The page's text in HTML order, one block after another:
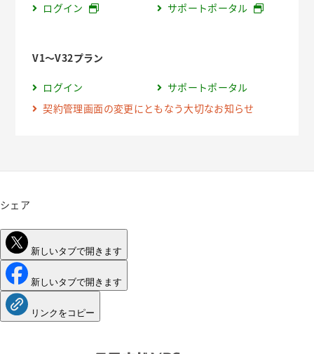
ログイン サポートポータル
V1～V32プラン
ログイン
サポートポータル
契約管理画面の変更にともなう大切なお知らせ
シェア
新しいタブで開きます
新しいタブで開きます
リンクをコピー